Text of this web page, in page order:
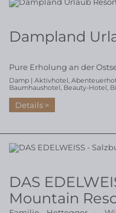
Dampland
Pure Erholung an der
Damp | Aktivhotel ,
Baumhaushotel , Beauty-Hotel ,
Details
DAS
Mountain